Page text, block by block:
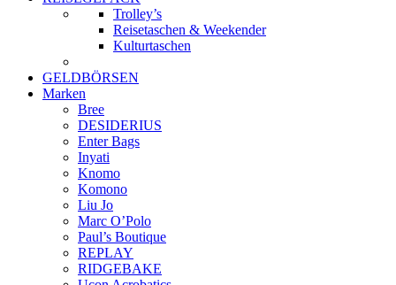
Trolley’s
Reisetaschen & Weekender
Kulturtaschen
GELDBÖRSEN
Marken
Bree
DESIDERIUS
Enter Bags
Inyati
Knomo
Komono
Liu Jo
Marc O’Polo
Paul’s Boutique
REPLAY
RIDGEBAKE